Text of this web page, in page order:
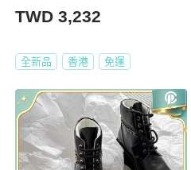
TWD 3,232
全新品 香港 免運